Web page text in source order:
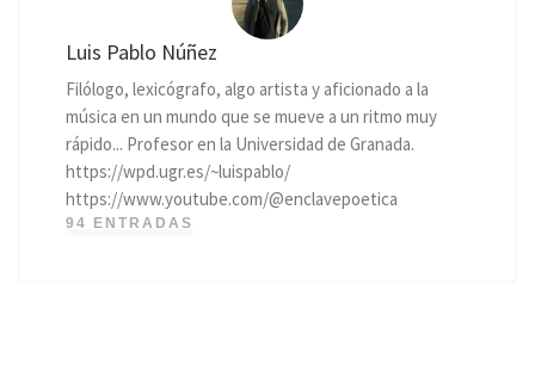
Luis Pablo Núñez
Filólogo, lexicógrafo, algo artista y aficionado a la
música en un mundo que se mueve a un ritmo muy
rápido... Profesor en la Universidad de Granada.
https://wpd.ugr.es/~luispablo/
https://www.youtube.com/@enclavepoetica
94 ENTRADAS